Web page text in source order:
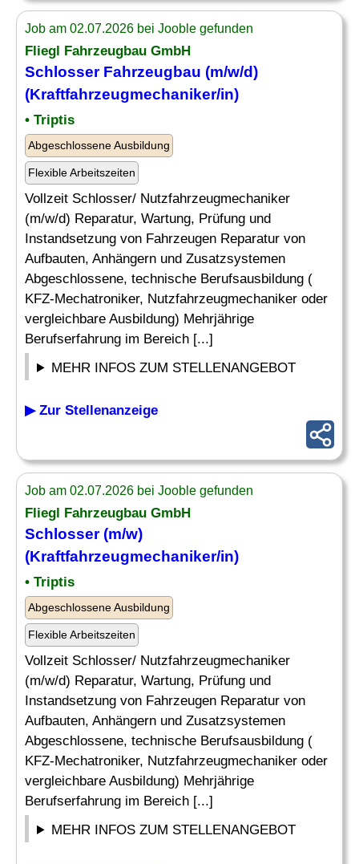
Job am 02.07.2026 bei Jooble gefunden
Fliegl Fahrzeugbau GmbH
Schlosser Fahrzeugbau (m/w/d)
(Kraftfahrzeugmechaniker/in)
• Triptis
Abgeschlossene Ausbildung
Flexible Arbeitszeiten
Vollzeit Schlosser/ Nutzfahrzeugmechaniker
(m/w/d) Reparatur, Wartung, Prüfung und
Instandsetzung von Fahrzeugen Reparatur von
Aufbauten, Anhängern und Zusatzsystemen
Abgeschlossene, technische Berufsausbildung (
KFZ-Mechatroniker, Nutzfahrzeugmechaniker oder
vergleichbare Ausbildung) Mehrjährige
Berufserfahrung im Bereich [...]
MEHR INFOS ZUM STELLENANGEBOT
▶ Zur Stellenanzeige
Job am 02.07.2026 bei Jooble gefunden
Fliegl Fahrzeugbau GmbH
Schlosser (m/w)
(Kraftfahrzeugmechaniker/in)
• Triptis
Abgeschlossene Ausbildung
Flexible Arbeitszeiten
Vollzeit Schlosser/ Nutzfahrzeugmechaniker
(m/w/d) Reparatur, Wartung, Prüfung und
Instandsetzung von Fahrzeugen Reparatur von
Aufbauten, Anhängern und Zusatzsystemen
Abgeschlossene, technische Berufsausbildung (
KFZ-Mechatroniker, Nutzfahrzeugmechaniker oder
vergleichbare Ausbildung) Mehrjährige
Berufserfahrung im Bereich [...]
MEHR INFOS ZUM STELLENANGEBOT